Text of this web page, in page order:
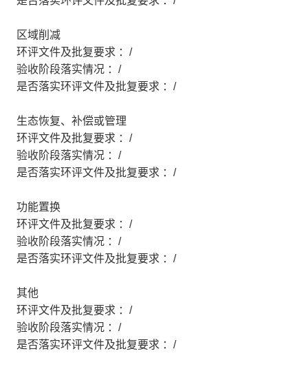
区域削减
环评文件及批复要求 ：/
验收阶段落实情况 ：/
是否落实环评文件及批复要求 ：/
生态恢复、补偿或管理
环评文件及批复要求 ：/
验收阶段落实情况 ：/
是否落实环评文件及批复要求 ：/
功能置换
环评文件及批复要求 ：/
验收阶段落实情况 ：/
是否落实环评文件及批复要求 ：/
其他
环评文件及批复要求 ：/
验收阶段落实情况 ：/
是否落实环评文件及批复要求 ：/